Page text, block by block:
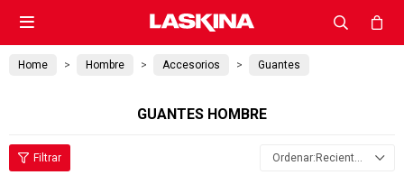

Home Hombre Accesorios Guantes
GUANTES HOMBRE
Recientes